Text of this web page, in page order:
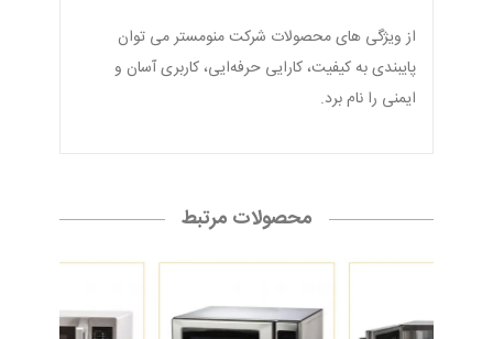
از ویژگی های محصولات شرکت منومستر می توان
پایبندی به کیفیت، کارایی حرفه‌ایی، کاربری آسان و
ایمنی را نام برد.
محصولات مرتبط